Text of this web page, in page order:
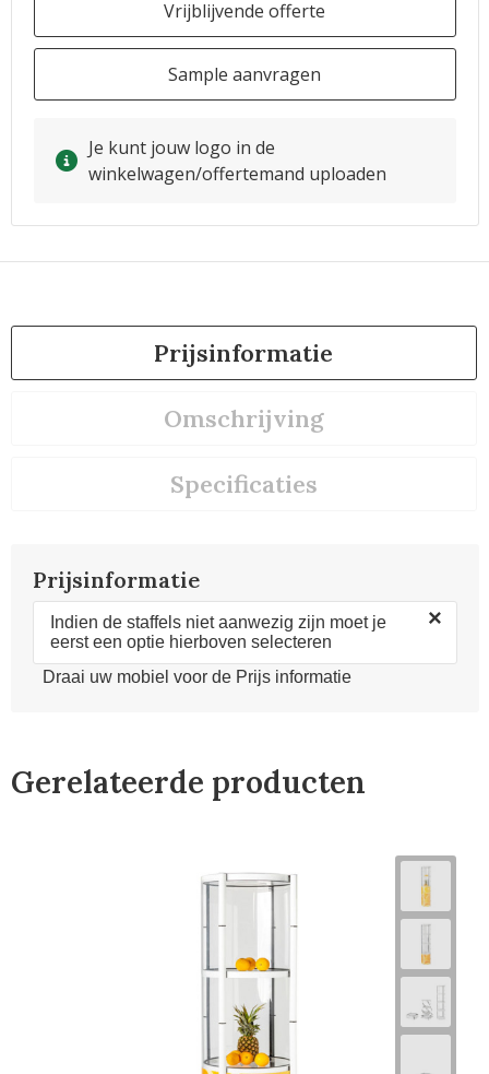
Vrijblijvende offerte
Sample aanvragen
Je kunt jouw logo in de
winkelwagen/offertemand uploaden
Prijsinformatie
Omschrijving
Specificaties
Prijsinformatie
Indien de staffels niet aanwezig zijn moet je
eerst een optie hierboven selecteren
×
Draai uw mobiel voor de Prijs informatie
Gerelateerde producten